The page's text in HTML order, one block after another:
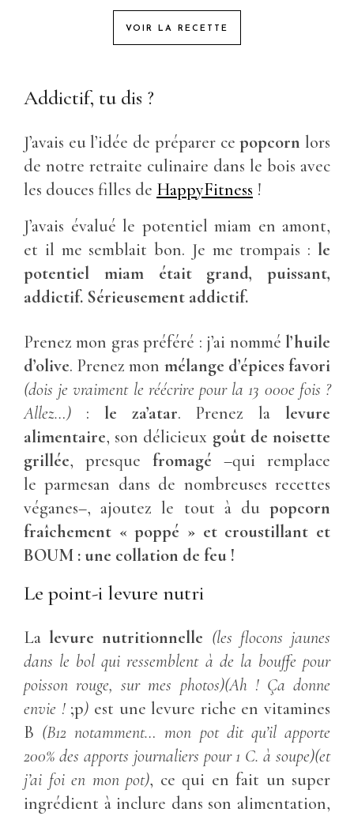
VOIR LA RECETTE
Addictif, tu dis ?
J’avais eu l’idée de préparer cepopcorn lors
de notre retraite culinaire dans le bois avec
les douces filles de HappyFitness !
J’avais évalué le potentiel miam en amont,
et il me semblait bon. Je me trompais : le
potentiel miam était grand, puissant,
addictif. Sérieusement addictif.
Prenez mon gras préféré : j’ai nommé l’huile
d’olive. Prenez mon mélange d’épices favori
(dois je vraiment le réécrire pour la 13 000e fois ?
Allez…) : le za’atar. Prenez la levure
alimentaire, son délicieux goût de noisette
grillée, presque fromagé –qui remplace
le parmesan dans de nombreuses recettes
véganes–, ajoutez le tout à du popcorn
fraîchement « poppé » et croustillant et
BOUM : une collation de feu !
Le point-i levure nutri
La levure nutritionnelle (les flocons jaunes
dans le bol qui ressemblent à de la bouffe pour
poisson rouge, sur mes photos)(Ah ! Ça donne
envie ! ;p) est une levure riche en vitamines
B (B12 notamment… mon pot dit qu’il apporte
200% des apports journaliers pour 1 C. à soupe)(et
j’ai foi en mon pot), ce qui en fait un super
ingrédient à inclure dans son alimentation,